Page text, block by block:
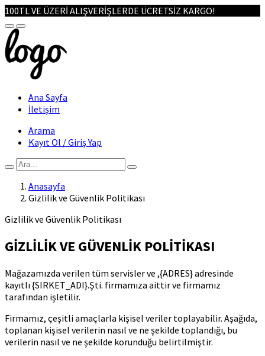
100TL VE ÜZERİ ALIŞVERİŞLERDE ÜCRETSİZ KARGO!
Ana Sayfa
İletişim
Arama
Kayıt Ol / Giriş Yap
Anasayfa
Gizlilik ve Güvenlik Politikası
Gizlilik ve Güvenlik Politikası
GİZLİLİK VE GÜVENLİK POLİTİKASI
Mağazamızda verilen tüm servisler ve ,{ADRES} adresinde
kayıtlı {SIRKET_ADI}.Şti. firmamıza aittir ve firmamız
tarafından işletilir.
Firmamız, çeşitli amaçlarla kişisel veriler toplayabilir. Aşağıda,
toplanan kişisel verilerin nasıl ve ne şekilde toplandığı, bu
verilerin nasıl ve ne şekilde korunduğu belirtilmiştir.